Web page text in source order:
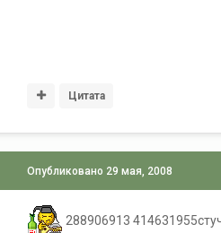
Цитата
Опубликовано 29 мая, 2008
288906913